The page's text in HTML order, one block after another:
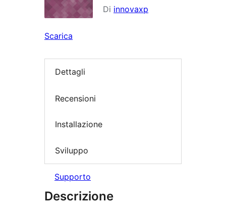
Di innovaxp
Scarica
Dettagli
Recensioni
Installazione
Sviluppo
Supporto
Descrizione